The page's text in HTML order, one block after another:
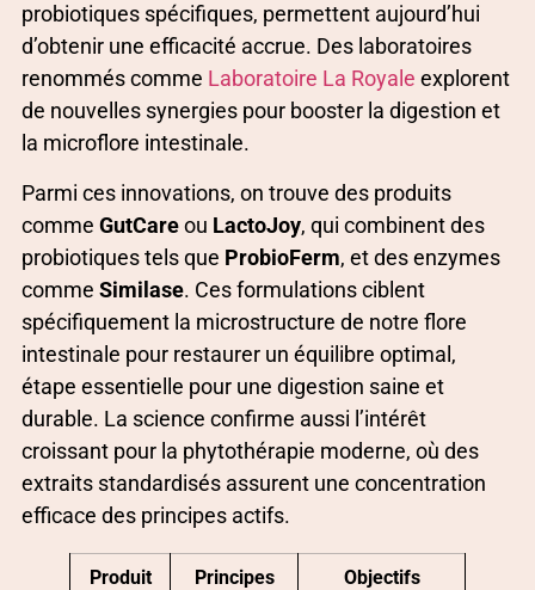
probiotiques spécifiques, permettent aujourd’hui
d’obtenir une efficacité accrue. Des laboratoires
renommés comme Laboratoire La Royale explorent
de nouvelles synergies pour booster la digestion et
la microflore intestinale.
Parmi ces innovations, on trouve des produits
comme GutCareou LactoJoy, qui combinent des
probiotiques tels que ProbioFerm, et des enzymes
comme Similase. Ces formulations ciblent
spécifiquement la microstructure de notre flore
intestinale pour restaurer un équilibre optimal,
étape essentielle pour une digestion saine et
durable. La science confirme aussi l’intérêt
croissant pour la phytothérapie moderne, où des
extraits standardisés assurent une concentration
efficace des principes actifs.
Produit
Principes
Objectifs